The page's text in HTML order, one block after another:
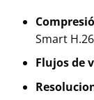
Smart
Flujos de